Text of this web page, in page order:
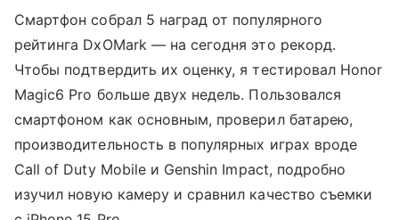
Смартфон собрал 5 наград от популярного
рейтинга DxOMark — на сегодня это рекорд.
Чтобы подтвердить их оценку, я тестировал Honor
Magic6 Pro больше двух недель. Пользовался
смартфоном как основным, проверил батарею,
производительность в популярных играх вроде
Call of Duty Mobile и Genshin Impact, подробно
изучил новую камеру и сравнил качество съемки